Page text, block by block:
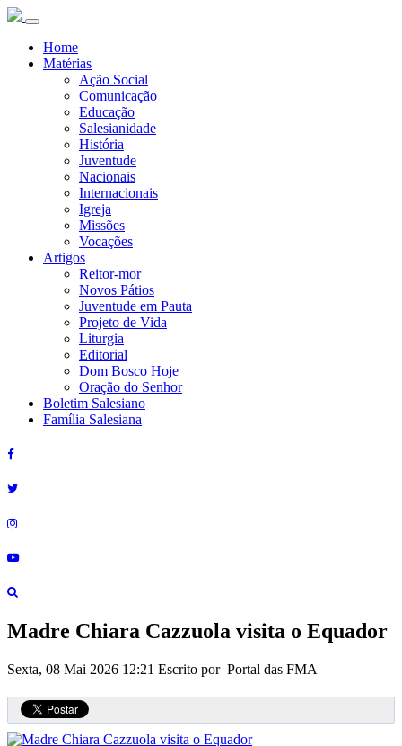
Home
Matérias
Ação Social
Comunicação
Educação
Salesianidade
História
Juventude
Nacionais
Internacionais
Igreja
Missões
Vocações
Artigos
Reitor-mor
Novos Pátios
Juventude em Pauta
Projeto de Vida
Liturgia
Editorial
Dom Bosco Hoje
Oração do Senhor
Boletim Salesiano
Família Salesiana
Madre Chiara Cazzuola visita o Equador
Sexta, 08 Mai 2026 12:21 Escrito por Portal das FMA